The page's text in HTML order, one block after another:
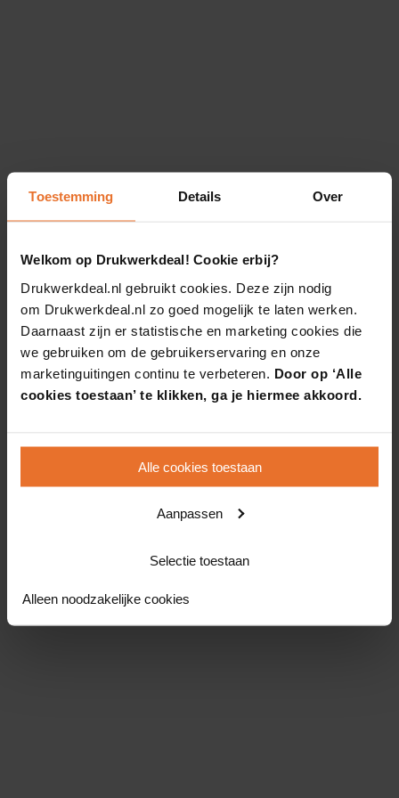
Toestemming Details Over
Welkom op Drukwerkdeal! Cookie erbij?
Drukwerkdeal.nl gebruikt cookies. Deze zijn nodig
om Drukwerkdeal.nl zo goed mogelijk te laten werken.
Daarnaast zijn er statistische en marketing cookies die
we gebruiken om de gebruikerservaring en onze
marketinguitingen continu te verbeteren. Door op ‘Alle
cookies toestaan’ te klikken, ga je hiermee akkoord.
Alle cookies toestaan
Aanpassen
Selectie toestaan
Alleen noodzakelijke cookies